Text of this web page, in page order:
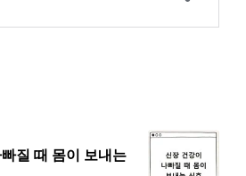
질 때 몸이 보내는